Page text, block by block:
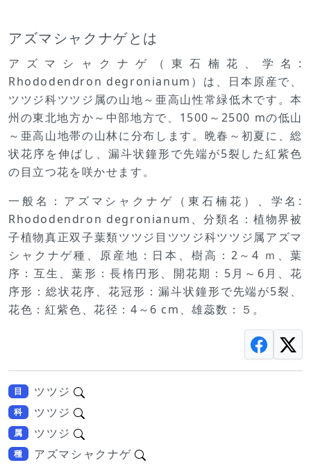
アズマシャクナゲとは
アズマシャクナゲ（東石楠花、学名:
Rhododendron degronianum）は、日本原産で、
ツツジ科ツツジ属の山地～亜高山性常緑低木です。本
州の東北地方か～中部地方で、1500～2500 mの低山
～亜高山地帯の山林に分布します。晩春～初夏に、総
状花序を伸ばし、漏斗状鐘形で先端が5裂した紅紫色
の目立つ花を咲かせます。
一般名：アズマシャクナゲ（東石楠花）、学名:
Rhododendron degronianum、分類名：植物界被
子植物真正双子葉類ツツジ目ツツジ科ツツジ属アズマ
シャクナゲ種、原産地：日本、樹高：2～4 ｍ、葉
序：互生、葉形：長楕円形、開花期：5月～6月、花
序形：総状花序、花冠形：漏斗状鐘形で先端が5裂、
花色：紅紫色、花径：4～6 cm、雄蕊数：５。
目 ツツジ
科 ツツジ
属 ツツジ
種 アズマシャクナゲ